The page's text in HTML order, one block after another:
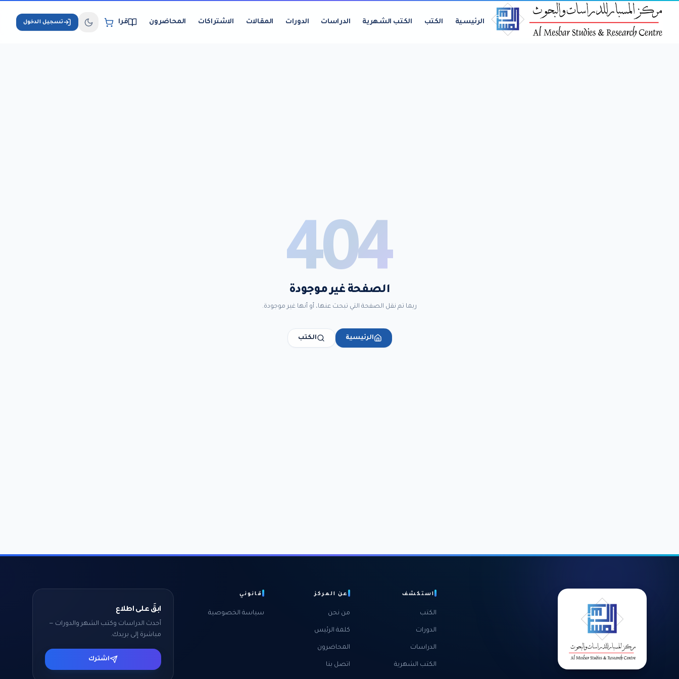
الرئيسية الكتب الكتب الشهرية الدراسات الدورات المقالات الاشتراكات المحاضرون قراءة الكتب الإلكترونيةتسجيل الدخول
404
الصفحة غير موجودة
ربما تم نقل الصفحة التي تبحث عنها، أو أنها غير موجودة.
الرئيسية الكتب
استكشف
الكتب
الدورات
الدراسات
الكتب الشهرية
عن المركز
من نحن
كلمة الرئيس
المحاضرون
اتصل بنا
قانوني
سياسة الخصوصية
ابقَ على اطلاع
أحدث الدراسات وكتب الشهر والدورات —
مباشرة إلى بريدك.
اشترك